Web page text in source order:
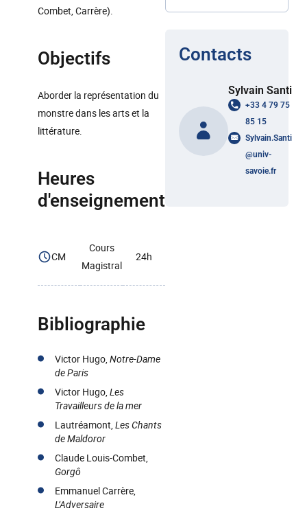
Combet, Carrère).
Objectifs
Aborder la représentation du
monstre dans les arts et la
littérature.
Heures
d'enseignement
CM
Cours
Magistral
24h
Bibliographie
Victor Hugo,Notre-Dame
de Paris
Victor Hugo,Les
Travailleurs de la mer
Lautréamont,Les Chants
de Maldoror
Claude Louis-Combet,
Gorgô
Emmanuel Carrère,
L’Adversaire
Contacts
Sylvain Santi
+33 4 79 75
85 15
Sylvain.Santi
@univ-
savoie.fr